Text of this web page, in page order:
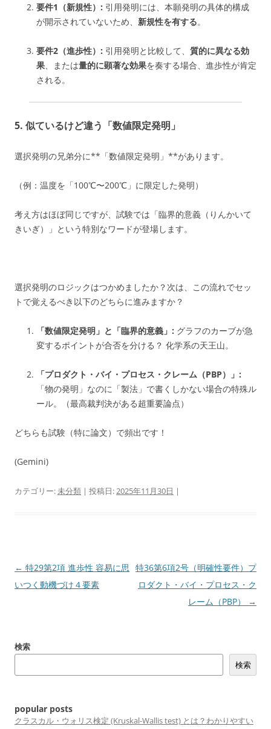
要件1（新規性）: 引用発明には、本願発明の具体的構成
が開示されていないため、 新規性を有する。
要件2（進歩性）: 引用発明と比較して、 質的に異なる効
果、または量的に顕著な効果を奏する場合、進歩性が肯定
される。
5. 似ているけど違う「数値限定発明」
選択発明の兄弟分に**「数値限定発明」**があります。
（例：温度を「100℃〜200℃」に限定した発明）
考え方はほぼ同じですが、試験では「臨界的意義（りんかいて
きいぎ）」という特別なワードが登場します。
選択発明のロジックはつかめましたか？次は、この流れでセッ
トで覚えるべき以下のどちらに進みますか？
「数値限定発明」と「臨界的意義」: グラフのカーブが急
変するポイントが合否を分ける？ 化学系の天王山。
「プロダクト・バイ・プロセス・クレーム（PBP）」:
「物の発明」なのに「製法」で書くしかない場合の特殊ル
ール。（最高裁判決がある超重要論点）
どちらも試験（特に論文）で頻出です！
(Gemini)
カテゴリー:未分類 | 投稿日:2025年11月30日 |
投
稿
ー
← 特29第2項 進歩性 容易に思
いつく動機づけ４要素
特36第6項2号（明確性要件）プ
ロダクト・バイ・プロセス・ク
レーム（PBP）
→
検索
検索
popular posts
クラスカル・ウォリス検定 (Kruskal-Wallis test) とは？わかりやすい